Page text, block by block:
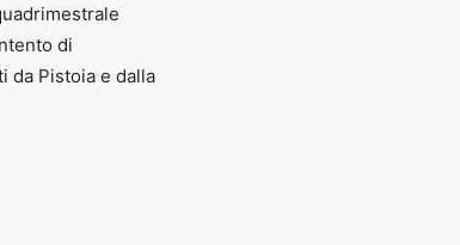
di
da Pistoia e dalla